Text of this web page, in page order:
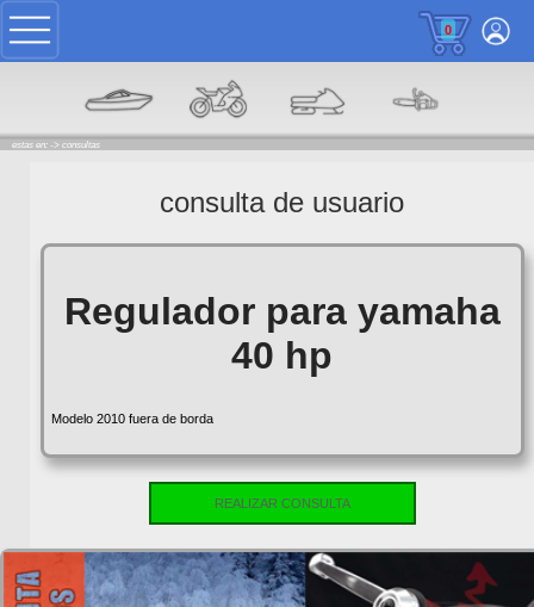
0
estas en: -> consultas
consulta de usuario
Regulador para yamaha
40 hp
Modelo 2010 fuera de borda
REALIZAR CONSULTA